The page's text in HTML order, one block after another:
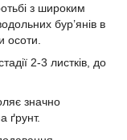
з широким
бур’янів в
осоти.
2-3 листків, до
значно
ґрунт.